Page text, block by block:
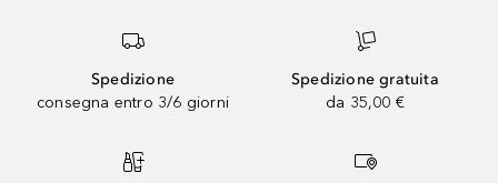
Spedizione
consegna entro 3/6 giorni
Spedizione gratuita
da 35,00 €